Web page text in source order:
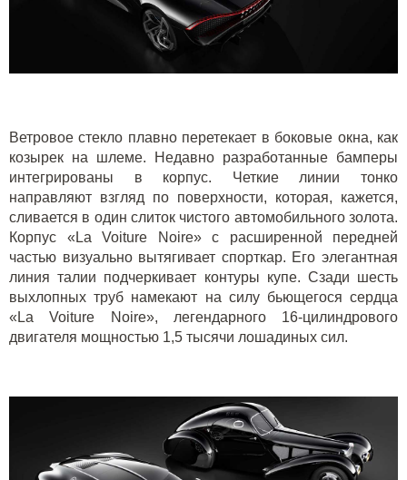
Ветровое стекло плавно перетекает в боковые окна, как
козырек на шлеме. Недавно разработанные бамперы
интегрированы в корпус. Четкие линии тонко
направляют взгляд по поверхности, которая, кажется,
сливается в один слиток чистого автомобильного золота.
Корпус «La Voiture Noire» с расширенной передней
частью визуально вытягивает спорткар. Его элегантная
линия талии подчеркивает контуры купе. Сзади шесть
выхлопных труб намекают на силу бьющегося сердца
«La Voiture Noire», легендарного 16-цилиндрового
двигателя мощностью 1,5 тысячи лошадиных сил.